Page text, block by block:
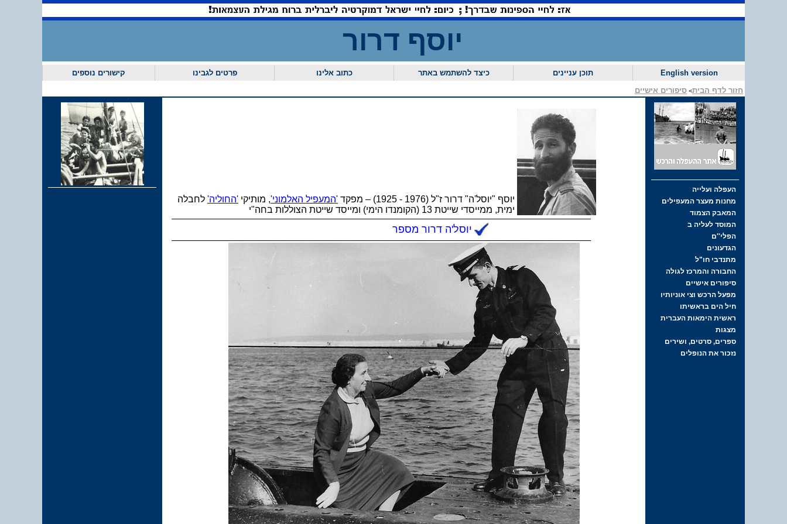
יוסף דרור
קישורים נוספים פרטים לגבינו כתוב אלינו כיצד להשתמש באתר תוכן עניינים
English version
חזור לדף הבית> סיפורים אישיים
יוסף "יוסל'ה" דרור ז"ל (1976 - 1925) – מפקד 'המעפיל האלמוני', מותיקי 'החוליה' לחבלה
ימית, ממייסדי שייטת 13 (הקומנדו הימי) ומייסד שייטת הצוללות בחה"י
יוסל'ה דרור מספר